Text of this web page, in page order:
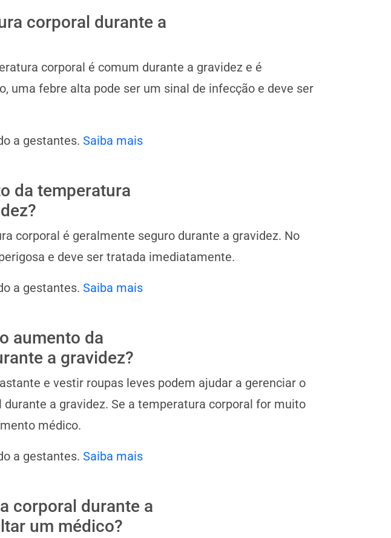
corporal durante a
corporal é comum durante a gravidez e é
uma febre alta pode ser um sinal de infecção e deve ser
a gestantes. Saiba mais
da temperatura
corporal é geralmente seguro durante a gravidez. No
e deve ser tratada imediatamente.
a gestantes. Saiba mais
aumento da
a gravidez?
e vestir roupas leves podem ajudar a gerenciar o
a gravidez. Se a temperatura corporal for muito
médico.
a gestantes. Saiba mais
corporal durante a
um médico?